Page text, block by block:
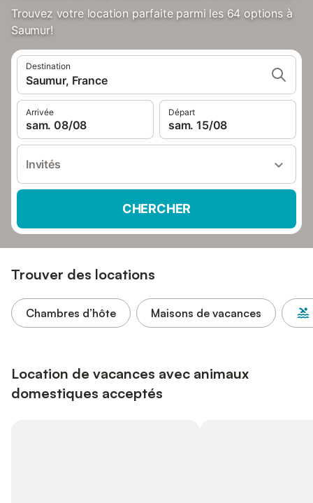
Trouvez votre location parfaite parmi les 64 options à
Saumur!
Destination
Saumur, France
Arrivée
sam. 08/08
Départ
sam. 15/08
Invités
CHERCHER
Trouver des locations
Chambres d’hôte Maisons de vacances
Location de vacances avec animaux
domestiques acceptés